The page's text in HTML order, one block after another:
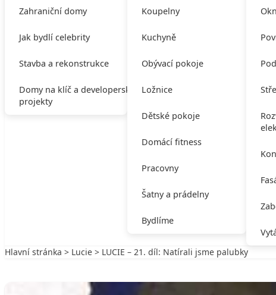
Zahraniční domy
Jak bydlí celebrity
Stavba a rekonstrukce
Domy na klíč a developerské
projekty
Koupelny
Kuchyně
Obývací pokoje
Ložnice
Dětské pokoje
Domácí fitness
Pracovny
Šatny a prádelny
Bydlíme
Hlavní stránka > Lucie > LUCIE – 21. díl: Natírali jsme palubky